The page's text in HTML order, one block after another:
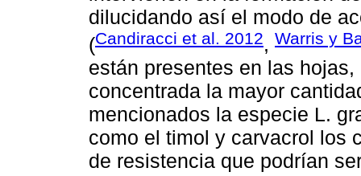
dilucidando así el modo de
(Candiracci et al. 2012, Warris y
están presentes en las
concentrada la mayor
mencionados la especie L.
como el timol y carvacrol los
de resistencia que podrían